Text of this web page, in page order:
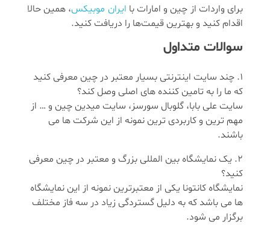
برای واردات از چین و امارات با ایران موبیکس، همین حالا
اقدام کنید و بهترین قیمت‌ها را دریافت کنید.
سوالات متداول
چند سایت اینترنتی بسیار معتبر در چین معرفی کنید
که ما را به تامین کننده های اصلی وصل کند؟
سایت علی بابا، گلوبال سورسز، سایت میدین چین و … از
مهم ترین و کاربردی ترین نمونه از این شرکت ها می
باشند.
یک نمایشگاه بین المللی بزرگ و معتبر در چین معرفی
کنید؟
نمایشگاه کانتونا یکی از معتبرترین نمونه از این نمایشگاه
ها می باشد که به دلیل گستردگی زیاد در سه فاز مختلف
برگزار می شود.